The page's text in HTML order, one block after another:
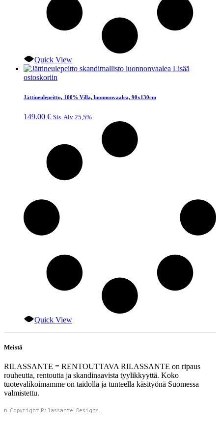
Quick View
Lisää
ostoskoriin
Jättineulepeitto, 100% Villa, luonnonvaalea, 90x130cm
149.00 € Sis. Alv 25,5%
Quick View
Meistä
RILASSANTE = RENTOUTTAVA RILASSANTE on ripaus
rouheutta, rentoutta ja skandinaavista tyylikkyyttä. Koko
tuotevalikoimamme on taidolla ja tunteella käsityönä Suomessa
valmistettu.
© Copyright Rilassante Designs